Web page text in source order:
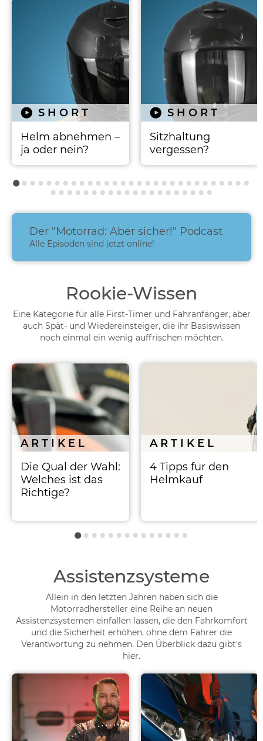
SHORT
Helm abnehmen –
ja oder nein?
SHORT
Sitzhaltung
vergessen?
Der "Motorrad: Aber sicher!" Podcast
Alle Episoden sind jetzt online!
Rookie-Wissen
Eine Kategorie für alle First-Timer und Fahranfänger, aber
auch Spät- und Wiedereinsteiger, die ihr Basiswissen
noch einmal ein wenig auffrischen möchten.
ARTIKEL
Die Qual der Wahl:
Welches ist das
Richtige?
ARTIKEL
4 Tipps für den
Helmkauf
Assistenzsysteme
Allein in den letzten Jahren haben sich die
Motorradhersteller eine Reihe an neuen
Assistenzsystemen einfallen lassen, die den Fahrkomfort
und die Sicherheit erhöhen, ohne dem Fahrer die
Verantwortung zu nehmen. Den Überblick dazu gibt's
hier.